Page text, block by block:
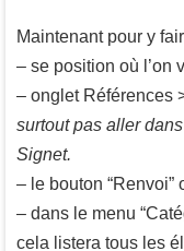
Maintenant pour y
– se position où l’on
– onglet Références
surtout pas aller
Signet.
– le bouton “Renvoi”
– dans le menu
cela listera tous les